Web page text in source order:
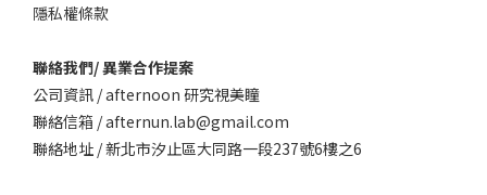
隱私權條款
聯絡我們/ 異業合作提案
公司資訊 / afternoon 研究視美瞳
聯絡信箱 / afternun.lab@gmail.com
聯絡地址 / 新北市汐止區大同路一段237號6樓之6